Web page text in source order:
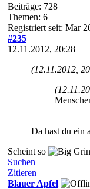
Beiträge: 728
Themen: 6
Registriert seit: Mar
#235
12.11.2012, 20:28
(12.11.2012,
Da hast du ein
Scheint so
Suchen
Zitieren
Blauer Apfel